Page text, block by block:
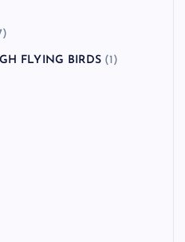
FLYING BIRDS(1)